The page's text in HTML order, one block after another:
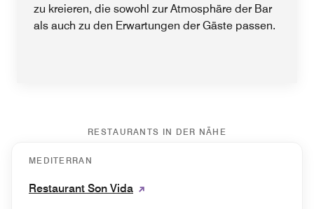
zu kreieren, die sowohl zur Atmosphäre der Bar
als auch zu den Erwartungen der Gäste passen.
RESTAURANTS IN DER NÄHE
MEDITERRAN
Restaurant Son Vida